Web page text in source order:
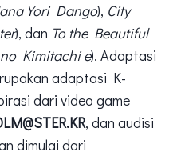
Yori Dango), City
), dan To the Beautiful
Kimitachi e). Adaptasi
adaptasi K-
dari video game
, dan audisi
dimulai dari